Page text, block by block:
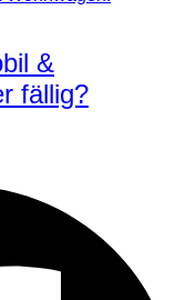
&
fällig?